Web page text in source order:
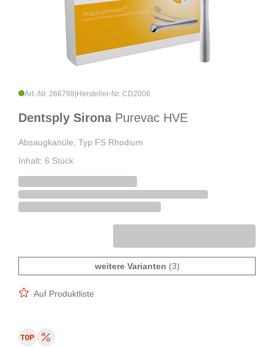
Art.-Nr. 266798 Hersteller-Nr. CD2006
Dentsply Sirona Purevac HVE
Absaugkanüle, Typ FS Rhodium
Inhalt: 6 Stück
weitere Varianten (3)
Auf Produktliste